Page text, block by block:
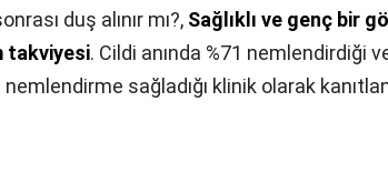
duş alınır mı?, Sağlıklı ve genç bir
takviyesi. Cildi anında %71 nemlendirdiği
sağladığı klinik olarak